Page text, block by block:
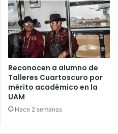
Reconocen a alumno de
Talleres Cuartoscuro por
mérito académico en la
UAM
Hace 2 semanas